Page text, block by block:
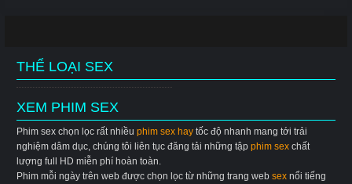
THỂ LOẠI SEX
XEM PHIM SEX
Phim sex chọn lọc rất nhiều phim sex hay tốc độ nhanh mang tới trải
nghiệm dâm dục, chúng tôi liên tục đăng tải những tập phim sex chất
lượng full HD miễn phí hoàn toàn.
Phim mỗi ngày trên web được chọn lọc từ những trang web sex nổi tiếng